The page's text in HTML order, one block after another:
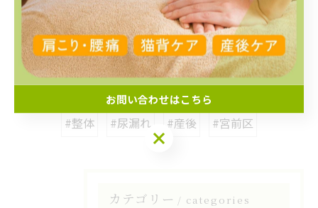
< 前のページ 一覧に戻る 次のページ >
関連タグ
#整体 #尿漏れ #産後 #宮前区
カテゴリー categories
お問い合わせはこちら